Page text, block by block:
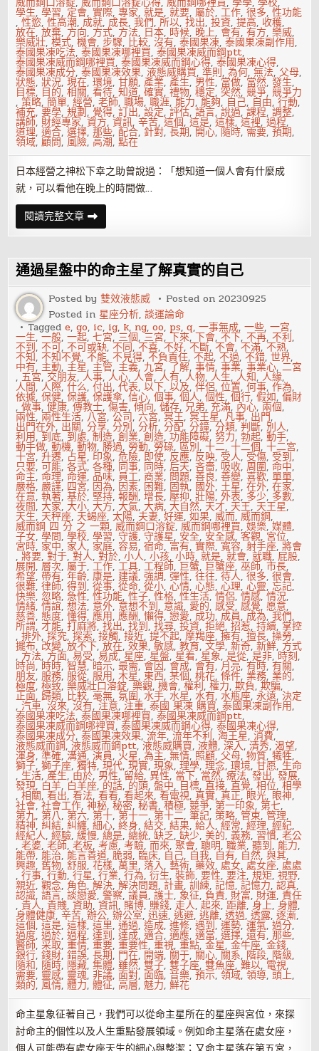
學生,學習, 定會,實際,專家,就是,就要,屬於,工作,很多,性功能
,性慾,性高潮, 成就, 成長,我們,所以,找出,投資,提高, 收穫,
放在,放棄, 方向, 方式, 方法, 日本, 時候, 晚上, 會有,有方,樂威,
樂威壯,模式,機會,步驟, 比較,沒有,泰國果凍,泰國果凍副作用,
泰國果凍吃法,泰國果凍哪裡買,泰國果凍威而鋼ptt,
泰國果凍威而鋼哪裡買,泰國果凍威而鋼心得,泰國果凍心得,
泰國果凍成分,泰國果凍效果,液態威購買,準則,為何,無法,父母,
狀態,狀況,現在,環境,甘願,產業,產生, 男性, 當做, 當然,發生,
目標, 目的,相關,看待,知道,確實,禮物,穩定,突然,競爭,競爭力
,策略,簡單,經營,老師,職場,職涯,能力,能夠, 自己, 自由,行動,
補充,要學,規劃, 覺得,訂出,設定,評估,語言,說過,課程,調整,
講師, 財經專家,資方,資訊,辛苦,這個,這是,這樣,這裡,過程,
道理,適合,選擇,那些,配合, 針對,長期, 開心, 隨時,需要,預期,
領域,顧問, 風險,高潮,點在
日本經營之神松下幸之助曾說過：「想知道一個人會有什麼成
就，可以看他在晚上的時間做…
閱讀完整文章沒
競
爭
學
習
投
資
自
己
通過星盤中的命主星了解真實的自己
Posted by雙效液態威 Posted on20230925
Posted in 星座分析,談運論命
Taggede,go, ic, ig, k, ng,oo, ps,q,一事無成,一些,一宮,
一生,一般,一起,七宮,三個,三宮,下來,下會,不下,不再,不利,
不到,不可,不可或缺,不同,不喜,不好,不斷,不會,不滿,不熟,
不知,不知不覺,不能,不見得,不負責任,不起,不過,不錯,世界,
中有,主動,主星,主管,主義, 九宮, 了解,事情,事業,事業心,二宮
,五宮, 交朋友,人事,人心,人會,人有,人物,人生,人知,人緣,
人間,人際,什么,付出,代表,以下,以及,伴侶,位置,何事,作為,
依據,保健,保護,保護傘,信心,個事,個人,個性,個行,假如,偏財
,做事,健康,傳教士,傷害,傾向,儲存, 兄弟, 充滿, 內心, 兩個,
兩性, 兩性生活, 八宮,公司,六宮,冥王,冥王星,凡事, 出門,
出門在外, 出關,分享,分別,分析,分配,分鐘,分類,判斷, 別人,
利用, 到底, 到處,制造,創業,創造,功能障礙,努力,勃起,動手,
動手做,動機,動物,勝過, 勞動,勞碌,區別,十二,十二個,十二宮,
十宮,升遷, 占星, 印象,危險, 即使, 反應, 反映, 受人, 受傷, 受到,
只要,可能,各式,各種, 同事, 同時,后天,吝嗇, 吸收,周圍,命中,
命主,命理,命運, 品味, 員工,商業, 問題,善良,善變,喜歡,單單,
嚴格,嚴謹, 四宮, 因為, 因素, 困難, 固執, 國外,土星,在外,在家,
在意,執著,基於,堅持,報酬,增長,壓抑,壯陽,外表, 多少, 多數,
夜間,大家,大小,大方,大氣,大病,大自然, 天才, 天王, 天王星,
天生, 天秤座, 天蝎座,太陽, 夫妻,好運,如果,威而,威而鋼,
威而鋼 四 分 之 一顆,威而鋼口溶錠,威而鋼哪裡買,娛樂,媒體,
子女,學問,學校,學習,守護,守護星, 安全, 安全感,客觀, 宮位,
宮時, 家中, 家人, 家庭,容易,宿命, 富有,實際, 寬容,射手座,將會
,將要,對于,對人,對於,小人,小孩,小時,就是,就會,就職,屁股,
展開,層次,屬于,工作,工具,工程師,巨蟹,巨蟹座,巫師,市長,
希望,帶有,年齡,康是, 建議,強調,彈性,往往,待人,很多,很會,
很難,律師,得到,從事,從命,從小,心情,心態,心理,心靈,忘記,
快樂,忽略,急性,性功能,性子,性格,性生活,情侶,情感,情況,
情緒,情誼,想法, 意外, 意想不到, 意識, 愛的,感受,感覺,愿意,
慈善, 態度,懂得,應用,應酬,懶得,戀愛, 成功, 成員, 成為,我們,
所謂,才能,打麻將,找出,找到,找尋,投資,拒絕,招惹,持續,掌控
,排外,探究,探索,接觸,接近,提不起,摩羯座,擁有,擅長,操勞,
擺布, 改變,放不下,放在,效果,敏感,教育,文學,新奇,新鮮, 方式
, 方法, 方面,易受,易成, 星座, 星盤, 星看, 星象,是從,是非, 時刻,
時尚, 時時,智慧, 暗示,最需, 會因, 會成, 會有, 月亮,有時,有關,
朋友,服務,服從,服用,木星,東西,某個,桃花,條件, 業務, 業的,
極度,極致,樂威壯口溶錠,樂觀,機會,權利,權力,欺負,欺騙,
正面,歸類, 比較,毫無,氛圍,水手,水星,水有,水瓶座,永遠,決定
,汽車,沒來,沒有,注意, 注重,泰國 果凍 購買,泰國果凍副作用,
泰國果凍吃法,泰國果凍哪裡買,泰國果凍威而鋼ptt,
泰國果凍威而鋼哪裡買,泰國果凍威而鋼心得,泰國果凍心得,
泰國果凍成分,泰國果凍效果,流年,流年不利,海王星,消費,
液態威而鋼,液態威而鋼ptt,液態威購買,液體,深入,清秀,渴望,
渾身,準確,溝通,演員, 火星,為主,無情, 照顧,父母,物質,犧牲,
獅子,獅子座,獨特,現代,現實,現象,理學,理念,環境,甘愿,生命
,生活,產生, 由於, 男性, 留給,異性, 當下, 當然,療法,發出,發展,
發現, 白羊, 白羊座, 的話, 的頭,盤中, 目標,直接,直覺,相位,相學
,相關,看出,看法,看看,看起來,看電視,真實,真正, 眼光, 眼神,
社會,社會工作,神秘,秘密,秘書,積極,競爭,第一印象, 第七,
第九, 第八, 第六, 第十,第十一,第十二,筆記,策略,管束,管理,
精神, 糾結, 糾纏,細心,終身,結交,結果,給人,經常,經理,經紀,
經紀人,經驗,緩慢,總是,總統,缺乏,缺少,美的,義務, 習慣,老公
,老婆,老師,老板,考慮,考驗,而來,聚會,聰明,職業,聽到, 能力,
能帶,能治,能言善道,脆弱, 臨床, 自己, 自我, 自有, 自然,與其,
興趣,舊物,舒服,花樣,萬里,落入,藝術,藥效, 處女, 處女座, 處處
,行事,行動,行星,行業,行為,衍生,裝飾,要性,要注,規矩,視野,
親近,觀念, 角色,解決,解決問題, 計畫,訓練,記憶,記憶力,認真,
認識,語言,談戀愛,警察,議員,護士, 象征, 負責, 財富, 財運,責任
,貴人,貴賤,資助,資訊,賭博, 賺錢,走人,起來,距離,身上,身體,
身體健康,辛苦,辦公,辦公室,迅速,逃避,逃離,透過,透露,逐漸,
這個,這是,這樣,這里,通過,造成,進修,遇到,運勢,運氣,過分,
過度,過於,過程,達到,達成,適合,適應,適當,選擇,還有,那些,
醫師,采取,重情,重要,重要性,重視,重點,金星,金牛座,金錢,
銀行,錢財,錯誤,長期, 門在, 開端, 關于, 關心, 關系, 階段, 階級,
隨和, 隨時, 隱藏,集體,雖然,雙子,雙子座,雙魚座,難以, 電視,
需要, 靈感, 靈魂,非議,面對,面臨,音樂,預示,領域,領導,頭上,
類的, 風情,體力,體征,高層, 魅力,鮮花
命主星象征著自己，我們可以從命主星所在的星座與宮位，來探
討命主的個性以及人生重點發展領域。例如命主星落在處女座，